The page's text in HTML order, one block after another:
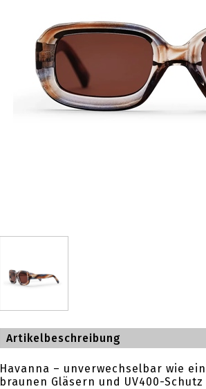
Artikelbeschreibung
Havanna – unverwechselbar wie
braunen Gläsern und UV400-